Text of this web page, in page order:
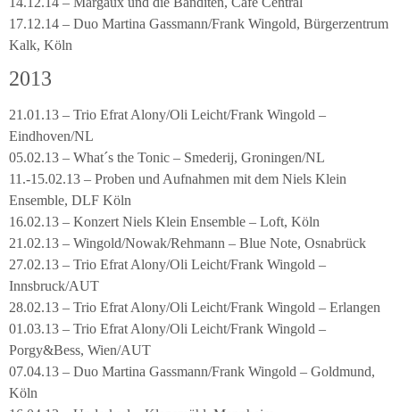
17.12.14 – Duo Martina Gassmann/Frank Wingold, Bürgerzentrum
Kalk, Köln
2013
21.01.13 – Trio Efrat Alony/Oli Leicht/Frank Wingold –
Eindhoven/NL
05.02.13 – What´s the Tonic – Smederij, Groningen/NL
11.-15.02.13 – Proben und Aufnahmen mit dem Niels Klein
Ensemble, DLF Köln
16.02.13 – Konzert Niels Klein Ensemble – Loft, Köln
21.02.13 – Wingold/Nowak/Rehmann – Blue Note, Osnabrück
27.02.13 – Trio Efrat Alony/Oli Leicht/Frank Wingold –
Innsbruck/AUT
28.02.13 – Trio Efrat Alony/Oli Leicht/Frank Wingold – Erlangen
01.03.13 – Trio Efrat Alony/Oli Leicht/Frank Wingold –
Porgy&Bess, Wien/AUT
07.04.13 – Duo Martina Gassmann/Frank Wingold – Goldmund,
Köln